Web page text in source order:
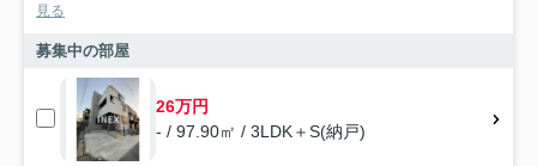
見る
募集中の部屋
26万円
- / 97.90㎡ / 3LDK＋S(納戸)